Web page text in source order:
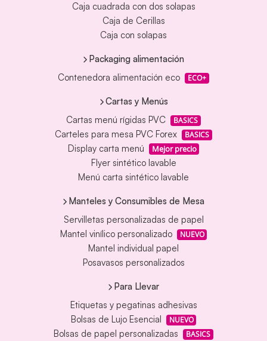
Caja cuadrada con dos solapas
Caja de Cerillas
Caja con solapas
Packaging alimentación
Contenedora alimentación eco
ECO+
Cartas y Menús
Cartas menú rígidas PVC
BASICS
Carteles para mesa PVC Forex BASICS
Display carta menú Mejor precio
Flyer sintético lavable
Menú carta sintético lavable
Manteles y Consumibles de Mesa
Servilletas personalizadas de papel
Mantel vinílico personalizado
NUEVO
Mantel individual papel
Posavasos personalizados
Para Llevar
Etiquetas y pegatinas adhesivas
Bolsas de Lujo Esencial
NUEVO
Bolsas de papel personalizadas BASICS